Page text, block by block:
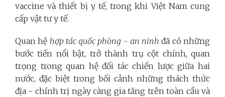
vaccine và thiết bị y tế, trong khi Việt Nam cung
cấp vật tư y tế.
Quan hệ hợp tác quốc phòng - an ninh đã có những
bước tiến nổi bật, trở thành trụ cột chính, quan
trọng trong quan hệ đối tác chiến lược giữa hai
nước, đặc biệt trong bối cảnh những thách thức
địa - chính trị ngày càng gia tăng trên toàn cầu và